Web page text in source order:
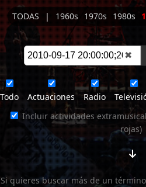
TODAS | 1960s 1970s 1980s
✖
Todo Actuaciones Radio
Incluir actividades
rojas)
Si quieres buscar más de un